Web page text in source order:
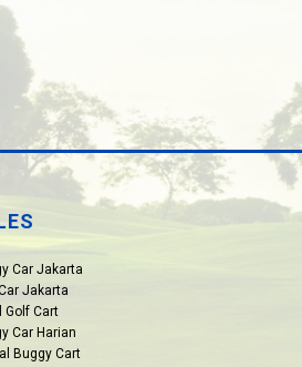
Car Jakarta
Jakarta
Golf Cart
Car Harian
Buggy Cart